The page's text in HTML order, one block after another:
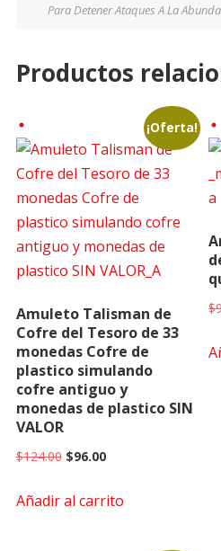
Para Detener Ataques A La
Productos
¡Oferta!
Amuleto Talisman de
Cofre del Tesoro de 33
monedas Cofre de
plastico simulando
cofre antiguo y
monedas de plastico SIN
VALOR
$124.00 Original
was:
$96.00Current
is:
Añadir al carrito
$